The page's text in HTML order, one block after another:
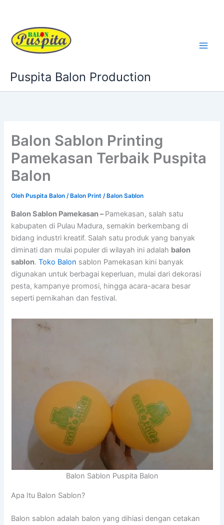
konten
Puspita Balon Production
Balon Sablon Printing
Pamekasan Terbaik Puspita
Balon
Oleh Puspita Balon/ Balon Print / Balon Sablon
Balon Sablon Pamekasan –Pamekasan, salah satu
kabupaten di Pulau Madura, semakin berkembang di
bidang industri kreatif. Salah satu produk yang banyak
diminati dan mulai populer di wilayah ini adalah balon
sablon.Toko Balon sablon Pamekasan kini banyak
digunakan untuk berbagai keperluan, mulai dari dekorasi
pesta, kampanye promosi, hingga acara-acara besar
seperti pernikahan dan festival.
Balon Sablon Puspita Balon
Apa Itu Balon Sablon?
Balon sablon adalah balon yang dihiasi dengan cetakan